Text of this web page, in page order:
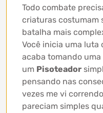
Todo combate
criaturas costumam
batalha mais
Você inicia uma luta
acaba tomando
um Pisoteador
pensando nas
vezes me vi
pareciam simples